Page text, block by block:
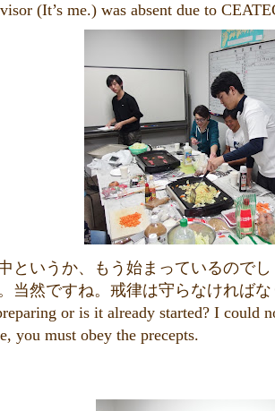
(It’s me.) was absent due to
というか、もう始まっているので
当然ですね。戒律は守らなければ
or is it already started? I could
you must obey the precepts.